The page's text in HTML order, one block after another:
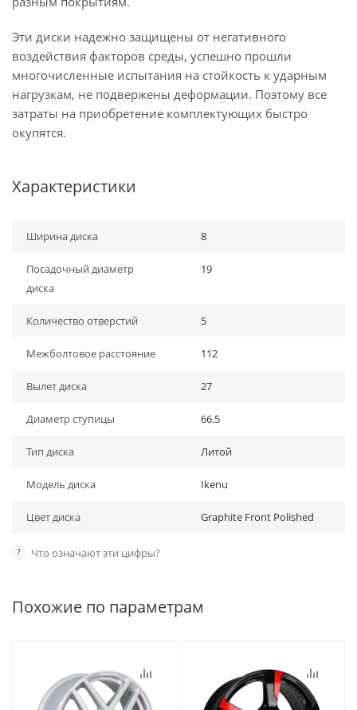
Эти диски надежно защищены от негативного
воздействия факторов среды, успешно прошли
многочисленные испытания на стойкость к ударным
нагрузкам, не подвержены деформации. Поэтому все
затраты на приобретение комплектующих быстро
окупятся.
Характеристики
Ширина диска 8
Посадочный диаметр
диска
19
Количество отверстий 5
Межболтовое расстояние 112
Вылет диска 27
Диаметр ступицы 66.5
Тип диска Литой
Модель диска Ikenu
Цвет диска Graphite Front Polished
? Что означают эти цифры?
Похожие по параметрам